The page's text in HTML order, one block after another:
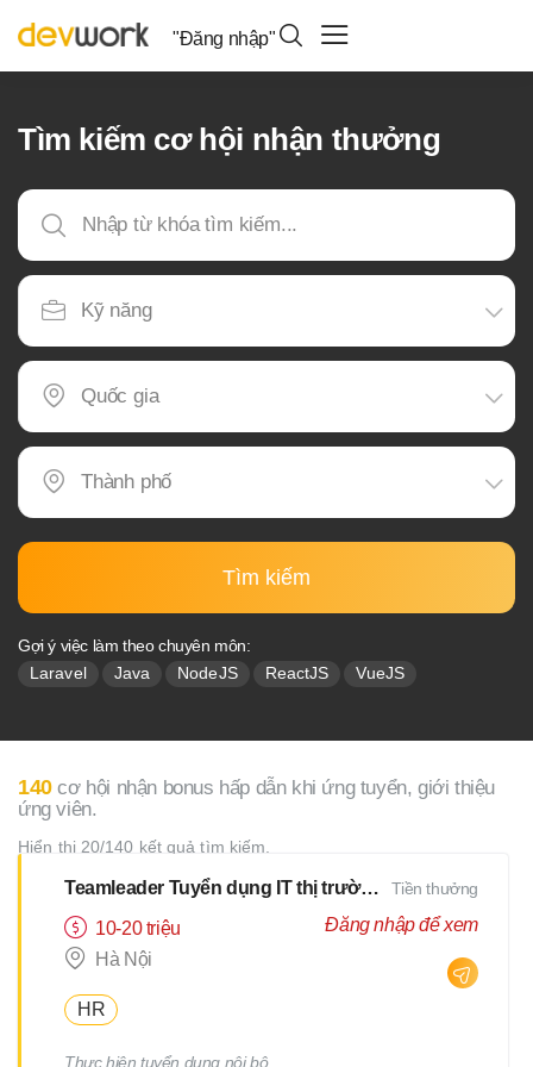
"Đăng nhập"
Tìm kiếm cơ hội nhận thưởng
Tìm kiếm
Gợi ý việc làm theo chuyên môn:
Laravel Java NodeJS ReactJS VueJS
140cơ hội nhận bonus hấp dẫn khi ứng tuyển, giới thiệu
ứng viên.
Hiển thị 20/140 kết quả tìm kiếm.
Teamleader Tuyển dụng IT thị trường Nhật
10-20 triệu
Hà Nội
HR
Thực hiện tuyển dụng nội bộ
Tiền thưởng
Đăng nhập để xem